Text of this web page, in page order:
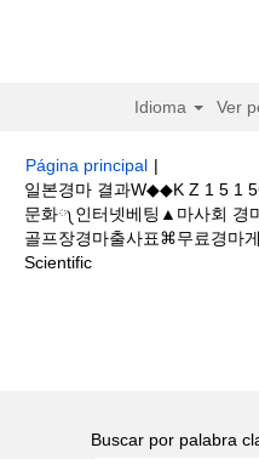
Idioma Ver
Página principal |
일본경마 결과W◆◆K Z 1 5 1
문화༾인터넷베팅▲마사회 경
골프장경마출사표⌘무료경마
Scientific(página
Buscar por palabra